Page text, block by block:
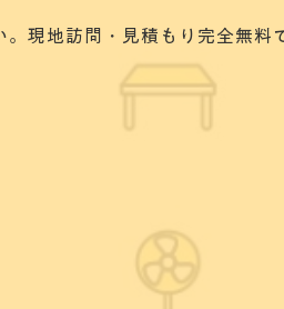
現地訪問・見積もり完全無料